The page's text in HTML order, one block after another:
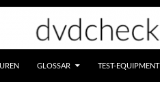
GLOSSAR TEST-EQUIPMENT